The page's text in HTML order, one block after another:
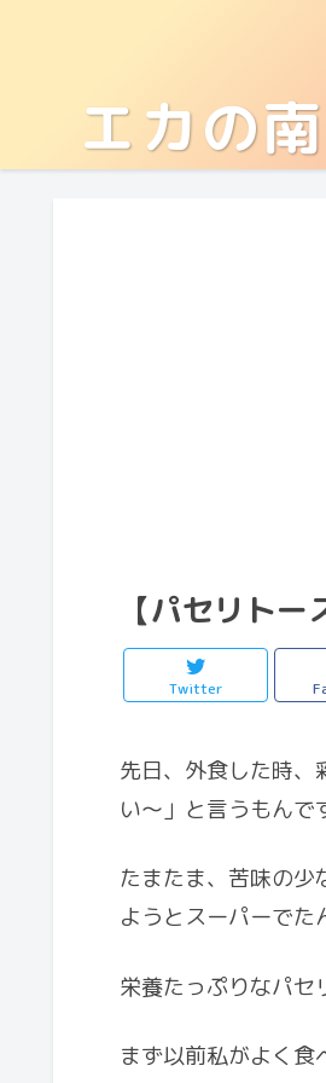
エカの
【パセリト
Twitter
先日、外食した時、
い〜」と言うもんで
たまたま、苦味の少
ようとスーパーでた
栄養たっぷりなパセ
まず以前私がよく